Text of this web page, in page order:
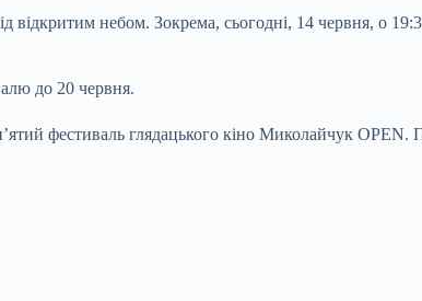
відкритим небом. Зокрема, сьогодні, 14 червня, о
до 20 червня.
фестиваль глядацького кіно Миколайчук